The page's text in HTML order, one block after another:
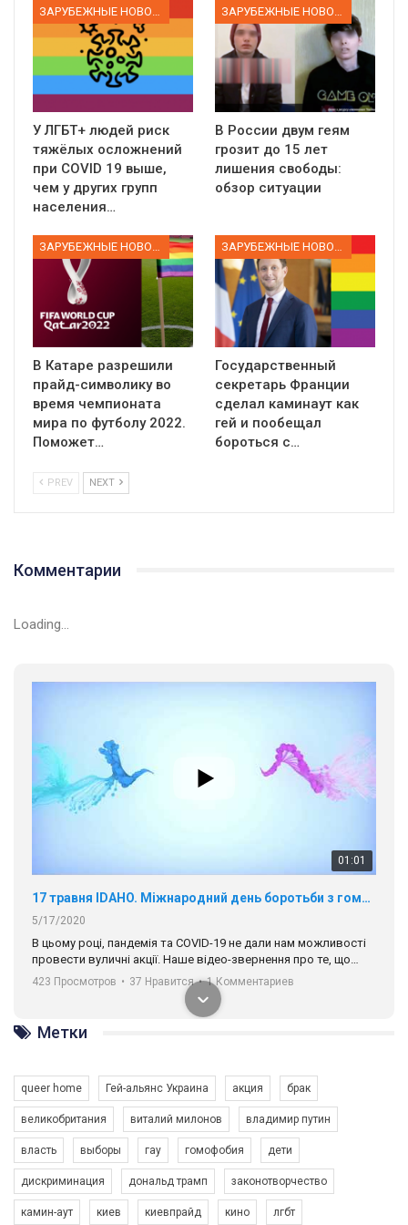
У ЛГБТ+ людей риск
тяжёлых осложнений
при COVID 19 выше,
чем у других групп
населения…
В России двум геям
грозит до 15 лет
лишения свободы:
обзор ситуации
В Катаре разрешили
прайд-символику во
время чемпионата
мира по футболу 2022.
Поможет…
Государственный
секретарь Франции
сделал каминаут как
гей и пообещал
бороться с…
PREV NEXT
Комментарии
Loading...
01:01
17 травня IDAHO. Міжнародний день боротьби з гомофобією трансфобією і біфобія.
5/17/2020
В цьому році, пандемія та COVІD-19 не дали нам можливості
провести вуличні акції. Наше відео-звернення про те, що
навіть коли ми у різних містах та не можемо зустрінеться, ми
разом. Ми закликаємо всіх хто поділяє цінності рівності та
солідарності, приєднатися до нас. Регіональні підрозділи
ГАУ є в 16 областях України.
Разом наш голос лунає гучніше!
423 Просмотров • 37 Нравится • 1 Комментариев
Метки
queer home Гей-альянс Украина акция брак
великобритания виталий милонов владимир путин
власть выборы гау гомофобия дети
дискриминация дональд трамп законотворчество
камин-аут киев киевпрайд кино лгбт